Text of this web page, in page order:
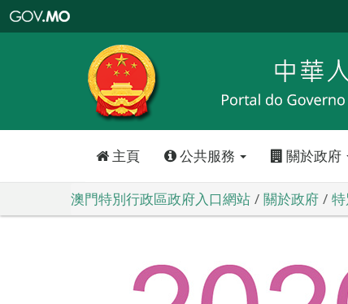
特
政
區
政
口
主頁 公共服務 關於政府
澳門特別行政區政府入口網站 關於政府